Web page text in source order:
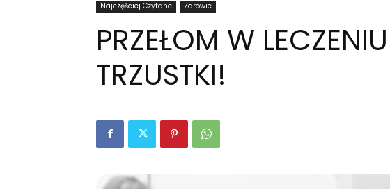
Najczęściej Czytane Zdrowie
PRZEŁOM W
TRZUSTKI!